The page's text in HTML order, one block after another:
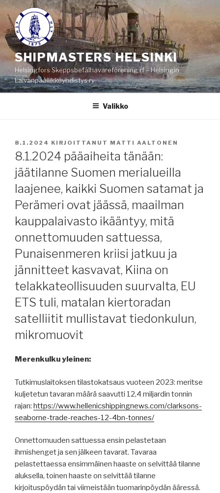
Siirry
sisältöön
SHIPMASTERS HELSINKI
Helsingfors Skeppsbefälhavareförening rf – Helsingin
Laivanpäällikköyhdistys ry
Valikko
JULKAISTU
8.1.2024 KIRJOITTANUT MATTI AALTONEN
8.1.2024 pääaiheita tänään:
jäätilanne Suomen merialueilla
laajenee, kaikki Suomen satamat ja
Perämeri ovat jäässä, maailman
kauppalaivasto ikääntyy, mitä
onnettomuuden sattuessa,
Punaisenmeren kriisi jatkuu ja
jännitteet kasvavat, Kiina on
telakkateollisuuden suurvalta, EU
ETS tuli, matalan kiertoradan
satelliitit mullistavat tiedonkulun,
mikromuovit
Merenkulku yleinen:
Tutkimuslaitoksen tilastokatsaus vuoteen 2023: meritse
kuljetetun tavaran määrä saavutti 12,4 miljardin tonnin
rajan: https://www.hellenicshippingnews.com/clarksons-
seaborne-trade-reaches-12-4bn-tonnes/
Onnettomuuden sattuessa ensin pelastetaan
ihmishenget ja sen jälkeen tavarat. Tavaraa
pelastettaessa ensimmäinen haaste on selvittää tilanne
aluksella, toinen haaste on selvittää tilanne
kirjoituspöydän tai viimeistään tuomarinpöydän ääressä.